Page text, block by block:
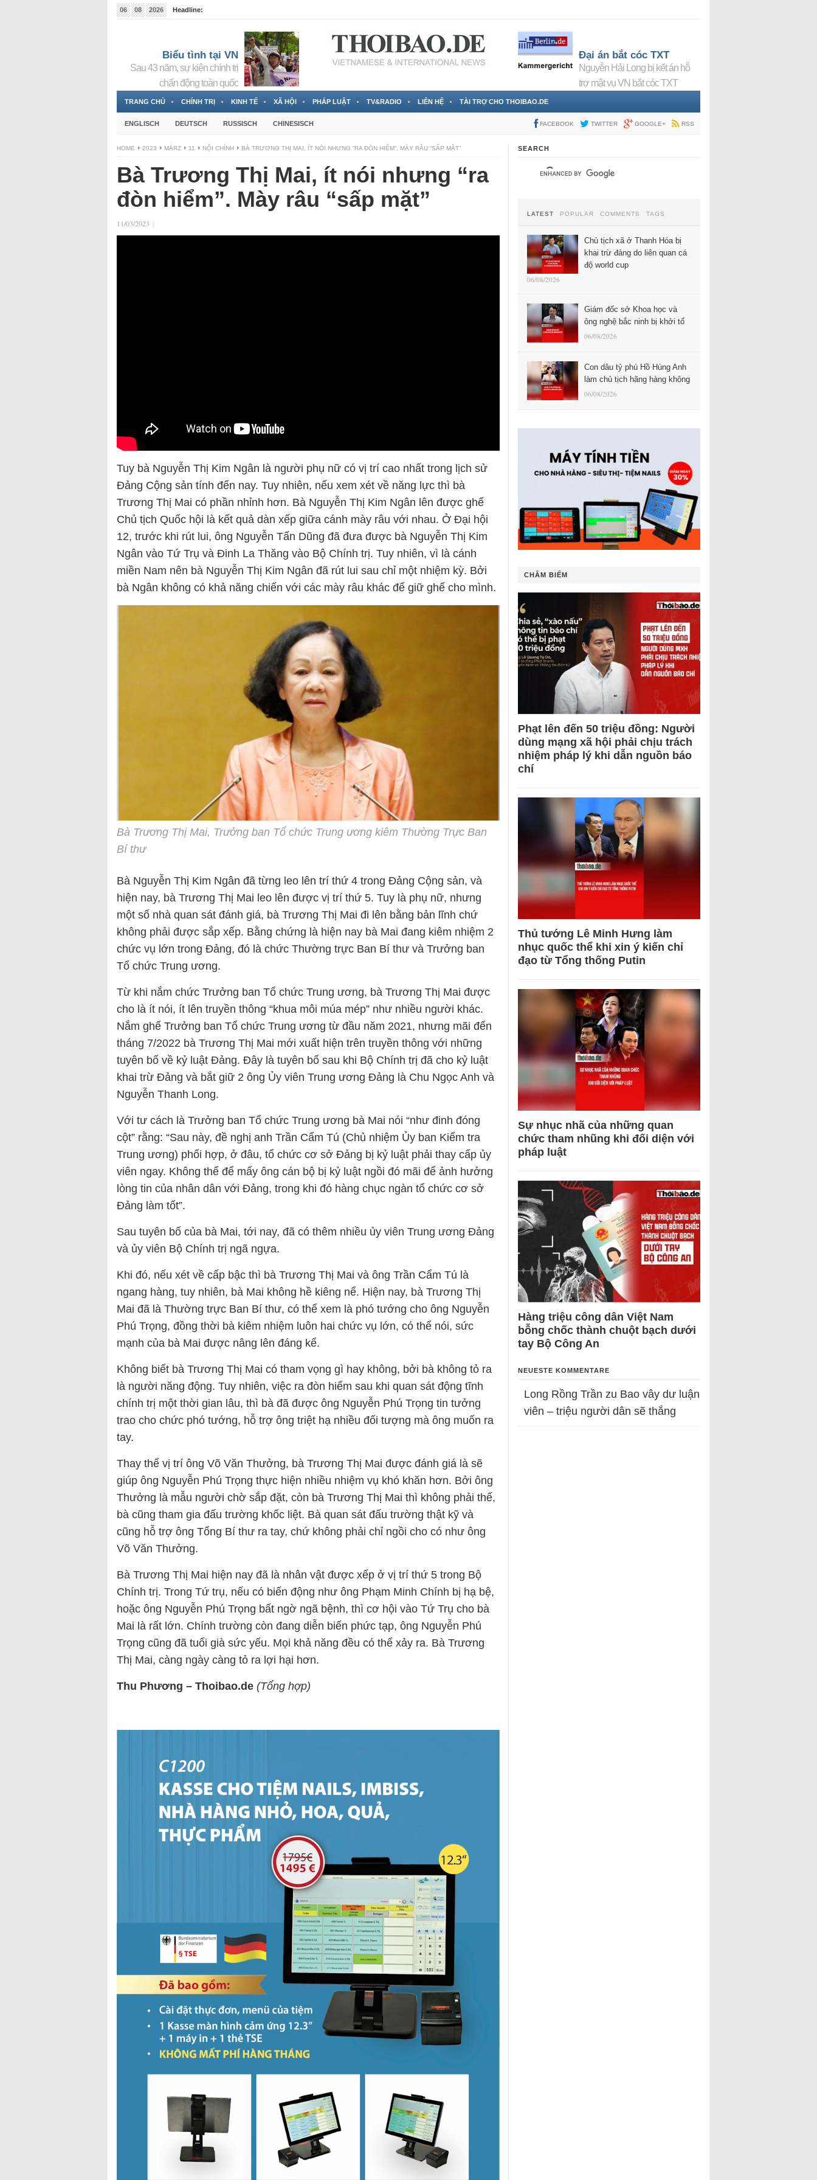
06 08 2026
Headline:
Biểu tình tại VN
Sau 43 năm, sự kiện chính trị
chấn động toàn quốc
Đại án bắt cóc TXT
Nguyễn Hải Long bị kết án hỗ
trợ mật vụ VN bắt cóc TXT
TRANG CHỦ CHÍNH TRỊ KINH TẾ XÃ HỘI PHÁP LUẬT TV&RADIO LIÊN HỆ TÀI TRỢ CHO THOIBAO.DE
ENGLISCH DEUTSCH RUSSISCH CHINESISCH FACEBOOK TWITTER GOOGLE+ RSS
HOME 2023 MÄRZ 11 NỘI CHÍNH BÀ TRƯƠNG THỊ MAI, ÍT NÓI NHƯNG “RA ĐÒN HIỂM”. MÀY RÂU “SẤP MẶT”
Bà Trương Thị Mai, ít nói nhưng “ra
đòn hiểm”. Mày râu “sấp mặt”
11/03/2023 |
Tuy bà Nguyễn Thị Kim Ngân là người phụ nữ có vị trí cao nhất trong lịch sử
Đảng Cộng sản tính đến nay. Tuy nhiên, nếu xem xét về năng lực thì bà
Trương Thị Mai có phần nhỉnh hơn. Bà Nguyễn Thị Kim Ngân lên được ghế
Chủ tịch Quốc hội là kết quả dàn xếp giữa cánh mày râu với nhau. Ở Đại hội
12, trước khi rút lui, ông Nguyễn Tấn Dũng đã đưa được bà Nguyễn Thị Kim
Ngân vào Tứ Trụ và Đinh La Thăng vào Bộ Chính trị. Tuy nhiên, vì là cánh
miền Nam nên bà Nguyễn Thị Kim Ngân đã rút lui sau chỉ một nhiệm kỳ. Bởi
bà Ngân không có khả năng chiến với các mày râu khác để giữ ghế cho mình.
Bà Trương Thị Mai, Trưởng ban Tổ chức Trung ương kiêm Thường Trực Ban
Bí thư
Bà Nguyễn Thị Kim Ngân đã từng leo lên trí thứ 4 trong Đảng Cộng sản, và
hiện nay, bà Trương Thị Mai leo lên được vị trí thứ 5. Tuy là phụ nữ, nhưng
một số nhà quan sát đánh giá, bà Trương Thị Mai đi lên bằng bản lĩnh chứ
không phải được sắp xếp. Bằng chứng là hiện nay bà Mai đang kiêm nhiệm 2
chức vụ lớn trong Đảng, đó là chức Thường trực Ban Bí thư và Trưởng ban
Tổ chức Trung ương.
Từ khi nắm chức Trưởng ban Tổ chức Trung ương, bà Trương Thị Mai được
cho là ít nói, ít lên truyền thông “khua môi múa mép” như nhiều người khác.
Nắm ghế Trưởng ban Tổ chức Trung ương từ đầu năm 2021, nhưng mãi đến
tháng 7/2022 bà Trương Thị Mai mới xuất hiện trên truyền thông với những
tuyên bố về kỷ luật Đảng. Đây là tuyên bố sau khi Bộ Chính trị đã cho kỷ luật
khai trừ Đảng và bắt giữ 2 ông Ủy viên Trung ương Đảng là Chu Ngọc Anh và
Nguyễn Thanh Long.
Với tư cách là Trưởng ban Tổ chức Trung ương bà Mai nói “như đinh đóng
cột” rằng: “Sau này, đề nghị anh Trần Cẩm Tú (Chủ nhiệm Ủy ban Kiểm tra
Trung ương) phối hợp, ở đâu, tổ chức cơ sở Đảng bị kỷ luật phải thay cấp ủy
viên ngay. Không thể để mấy ông cán bộ bị kỷ luật ngồi đó mãi để ảnh hưởng
lòng tin của nhân dân với Đảng, trong khi đó hàng chục ngàn tổ chức cơ sở
Đảng làm tốt”.
Sau tuyên bố của bà Mai, tới nay, đã có thêm nhiều ủy viên Trung ương Đảng
và ủy viên Bộ Chính trị ngã ngựa.
Khi đó, nếu xét về cấp bậc thì bà Trương Thị Mai và ông Trần Cẩm Tú là
ngang hàng, tuy nhiên, bà Mai không hề kiêng nể. Hiện nay, bà Trương Thị
Mai đã là Thường trực Ban Bí thư, có thể xem là phó tướng cho ông Nguyễn
Phú Trọng, đồng thời bà kiêm nhiệm luôn hai chức vụ lớn, có thể nói, sức
mạnh của bà Mai được nâng lên đáng kể.
Không biết bà Trương Thị Mai có tham vọng gì hay không, bởi bà không tỏ ra
là người năng động. Tuy nhiên, việc ra đòn hiểm sau khi quan sát động tĩnh
chính trị một thời gian lâu, thì bà đã được ông Nguyễn Phú Trọng tin tưởng
trao cho chức phó tướng, hỗ trợ ông triệt hạ nhiều đối tượng mà ông muốn ra
tay.
Thay thế vị trí ông Võ Văn Thưởng, bà Trương Thị Mai được đánh giá là sẽ
giúp ông Nguyễn Phú Trọng thực hiện nhiều nhiệm vụ khó khăn hơn. Bởi ông
Thưởng là mẫu người chờ sắp đặt, còn bà Trương Thị Mai thì không phải thế,
bà cũng tham gia đấu trường khốc liệt. Bà quan sát đấu trường thật kỹ và
cũng hỗ trợ ông Tổng Bí thư ra tay, chứ không phải chỉ ngồi cho có như ông
Võ Văn Thưởng.
Bà Trương Thị Mai hiện nay đã là nhân vật được xếp ở vị trí thứ 5 trong Bộ
Chính trị. Trong Tứ trụ, nếu có biến động như ông Phạm Minh Chính bị hạ bệ,
hoặc ông Nguyễn Phú Trọng bất ngờ ngã bệnh, thì cơ hội vào Tứ Trụ cho bà
Mai là rất lớn. Chính trường còn đang diễn biến phức tạp, ông Nguyễn Phú
Trọng cũng đã tuổi già sức yếu. Mọi khả năng đều có thể xảy ra. Bà Trương
Thị Mai, càng ngày càng tỏ ra lợi hại hơn.
Thu Phương – Thoibao.de (Tổng hợp)
SEARCH
LATEST POPULAR COMMENTS TAGS
Chủ tịch xã ở Thanh Hóa bị
khai trừ đảng do liên quan cá
độ world cup
06/08/2026
Giám đốc sở Khoa học và
ông nghệ bắc ninh bị khởi tố
06/08/2026
Con dâu tỷ phú Hồ Hùng Anh
làm chủ tịch hãng hàng không
06/08/2026
CHÂM BIẾM
Phạt lên đến 50 triệu đồng: Người
dùng mạng xã hội phải chịu trách
nhiệm pháp lý khi dẫn nguồn báo
chí
Thủ tướng Lê Minh Hưng làm
nhục quốc thể khi xin ý kiến chỉ
đạo từ Tổng thống Putin
Sự nhục nhã của những quan
chức tham nhũng khi đối diện với
pháp luật
Hàng triệu công dân Việt Nam
bỗng chốc thành chuột bạch dưới
tay Bộ Công An
NEUESTE KOMMENTARE
Long Rồng Trần zu Bao vây dư luận
viên – triệu người dân sẽ thắng